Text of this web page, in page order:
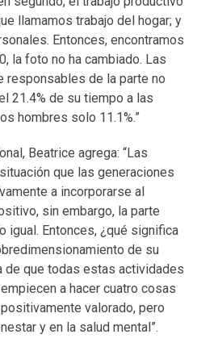
llamamos trabajo del hogar; y
Entonces, encontramos
la foto no ha cambiado. Las
responsables de la parte no
21.4% de su tiempo a las
hombres solo 11.1%.”
Beatrice agrega: “Las
que las generaciones
a incorporarse al
sin embargo, la parte
igual. Entonces, ¿qué significa
de su
de que todas estas actividades
a hacer cuatro cosas
valorado, pero
y en la salud mental”.